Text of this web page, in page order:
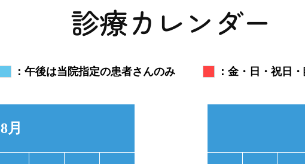
診療カレンダー
：午後は当院指定の患者さんのみ ：金・日・祝日
8月